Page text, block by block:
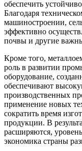
обеспечить
Благодаря
машиностроении,
эффективно
почвы и другие
Кроме того,
роль в развитии
оборудование,
обеспечивают
производственных
применение новых
сократить время
продукции. В
расширяются,
экономика страны